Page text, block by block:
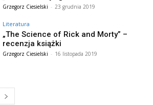
Grzegorz Ciesielski - 23 grudnia 2019
Literatura
„The Science of Rick and Morty” –
recenzja książki
Grzegorz Ciesielski - 16 listopada 2019